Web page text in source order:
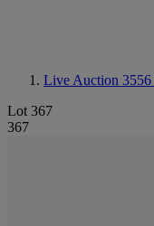
Live Auction 3556
Lot 367
367